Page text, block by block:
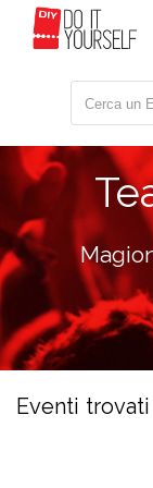
Eventi